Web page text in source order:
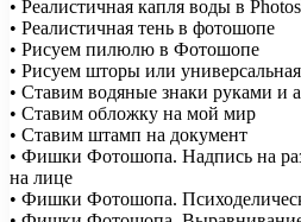
• Реалистичная капля воды в
• Реалистичная тень в фотошопе
• Рисуем пилюлю в Фотошопе
• Рисуем шторы или
• Ставим водяные знаки руками и
• Ставим обложку на мой мир
• Ставим штамп на документ
• Фишки Фотошопа. Надпись на
на лице
• Фишки Фотошопа.